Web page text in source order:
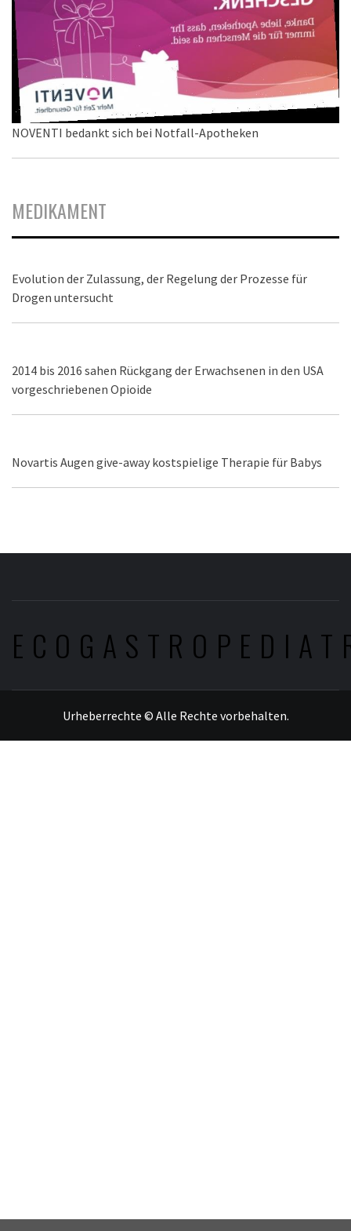
NOVENTI bedankt sich bei Notfall-Apotheken
MEDIKAMENT
Evolution der Zulassung, der Regelung der Prozesse für
Drogen untersucht
2014 bis 2016 sahen Rückgang der Erwachsenen in den USA
vorgeschriebenen Opioide
Novartis Augen give-away kostspielige Therapie für Babys
Urheberrechte © Alle Rechte vorbehalten.